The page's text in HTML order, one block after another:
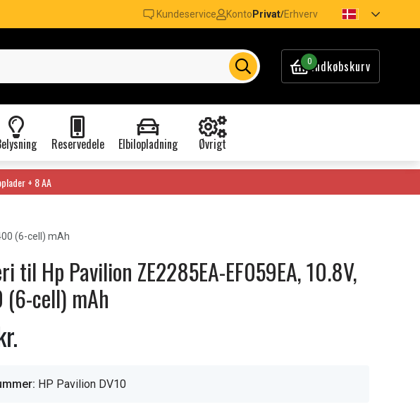
Kundeservice Konto Privat/Erhverv
0Indkøbskurv
Reservedele Elbilopladning Øvrigt
+ 8 AA
(6-cell) mAh
til Hp Pavilion ZE2285EA-EF059EA, 10.8V,
cell) mAh
HP Pavilion DV10